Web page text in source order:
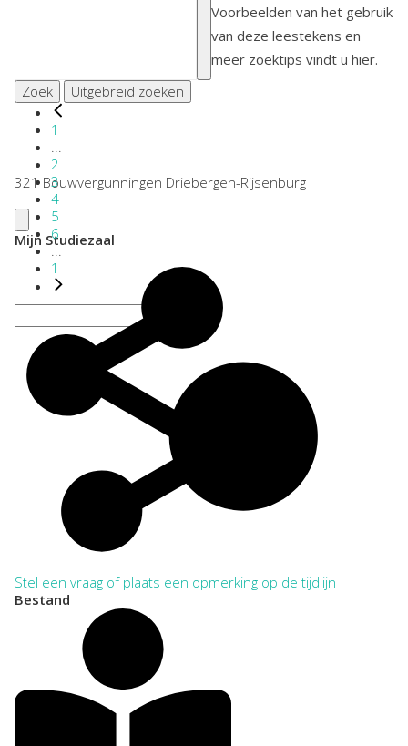
Voorbeelden van het gebruik
van deze leestekens en
meer zoektips vindt u hier.
Zoek
Uitgebreid zoeken
1
2
3
4
5
6
...
1
321 Bouwvergunningen Driebergen-Rijsenburg
Mijn Studiezaal
Stel een vraag of plaats een opmerking op de tijdlijn
Bestand